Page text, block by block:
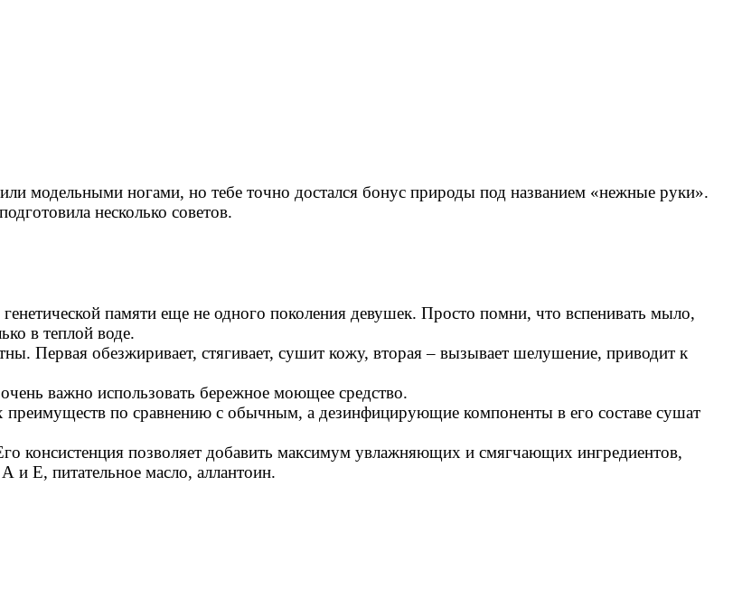
модельными ногами, но тебе точно достался бонус природы под названием «нежные руки».
несколько советов.
памяти еще не одного поколения девушек. Просто помни, что вспенивать мыло,
в теплой воде.
Первая обезжиривает, стягивает, сушит кожу, вторая – вызывает шелушение, приводит к
важно использовать бережное моющее средство.
преимуществ по сравнению с обычным, а дезинфицирующие компоненты в его составе сушат
консистенция позволяет добавить максимум увлажняющих и смягчающих ингредиентов,
и Е, питательное масло, аллантоин.